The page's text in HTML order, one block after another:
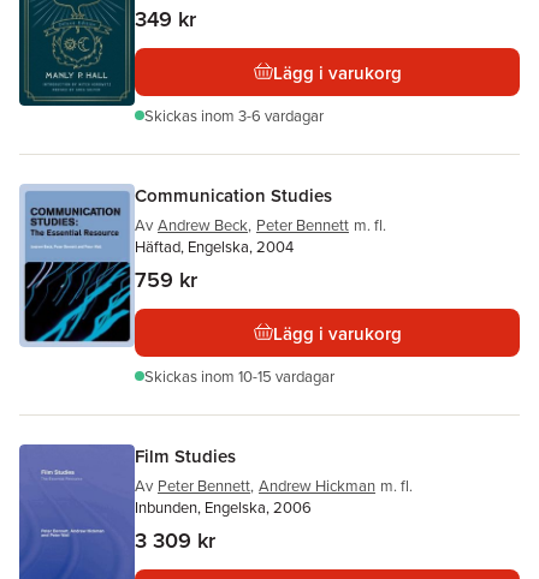
349 kr
Lägg i varukorg
Skickas inom 3-6 vardagar
Communication Studies
Av Andrew Beck, Peter Bennett m. fl.
Häftad, Engelska, 2004
759 kr
Lägg i varukorg
Skickas inom 10-15 vardagar
Film Studies
Av Peter Bennett, Andrew Hickman m. fl.
Inbunden, Engelska, 2006
3 309 kr